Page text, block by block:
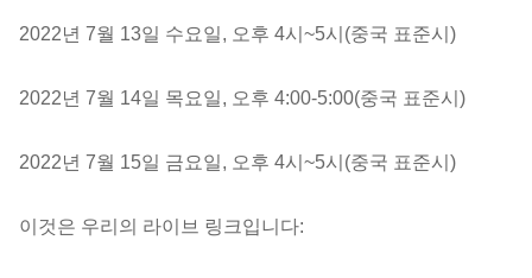
2022년 7월 13일 수요일, 오후 4시~5시(중국 표준시)
2022년 7월 14일 목요일, 오후 4:00-5:00(중국 표준시)
2022년 7월 15일 금요일, 오후 4시~5시(중국 표준시)
이것은 우리의 라이브 링크입니다: